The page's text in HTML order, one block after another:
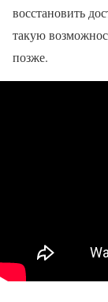
восстановить
такую
позже.